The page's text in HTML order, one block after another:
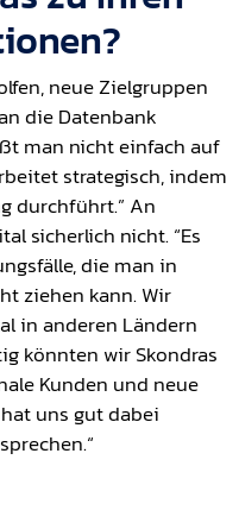
neue Zielgruppen
die Datenbank
man nicht einfach auf
strategisch, indem
durchführt.” An
sicherlich nicht. “Es
die man in
ziehen kann. Wir
in anderen Ländern
könnten wir Skondras
Kunden und neue
uns gut dabei